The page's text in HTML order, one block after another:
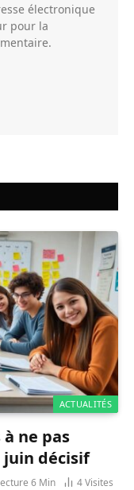
électronique
pour la
ACTUALITÉS
ne pas
juin décisif
6 Min 4Visites